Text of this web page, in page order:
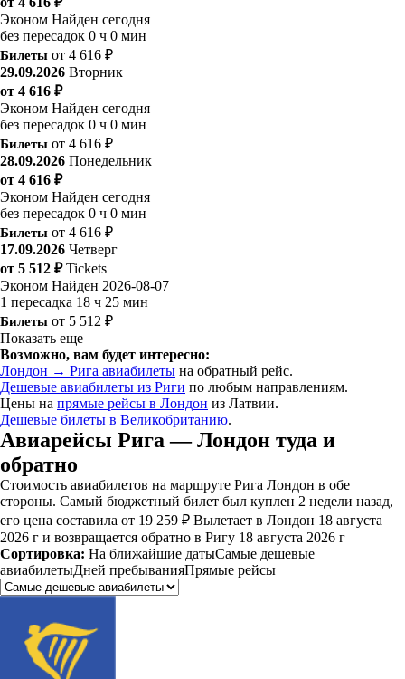
Эконом Найден сегодня
без пересадок 0 ч 0 мин
Билеты от 4 616 ₽
29.09.2026 Вторник
от 4 616 ₽
Эконом Найден сегодня
без пересадок 0 ч 0 мин
Билеты от 4 616 ₽
28.09.2026 Понедельник
от 4 616 ₽
Эконом Найден сегодня
без пересадок 0 ч 0 мин
Билеты от 4 616 ₽
17.09.2026 Четверг
от 5 512 ₽ Tickets
Эконом Найден 2026-08-07
1 пересадка 18 ч 25 мин
Билеты от 5 512 ₽
Показать еще
Возможно, вам будет интересно:
Лондон → Рига авиабилеты на обратный рейс.
Дешевые авиабилеты из Риги по любым направлениям.
Цены на прямые рейсы в Лондон из Латвии.
Дешевые билеты в Великобританию.
Авиарейсы Рига — Лондон туда и
обратно
Стоимость авиабилетов на маршруте Рига Лондон в обе
стороны. Самый бюджетный билет был куплен 2 недели назад,
его цена составила от 19 259 ₽ Вылетает в Лондон 18 августа
2026 г и возвращается обратно в Ригу 18 августа 2026 г
Сортировка: На ближайшие датыСамые дешевые
авиабилетыДней пребыванияПрямые рейсы